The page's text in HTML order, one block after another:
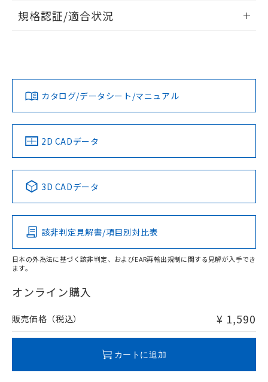
ログイン/会員登録
ダウンロードデータをご利用いただく前に、以下を必ずお読
みください。
ソフトウェアの使用条件
EU RoHS 注意事項・凡例
対応済み
中国 RoHS 注意事項・凡例
Pb Hg Cd Cr(VI)
O
在庫等で未対応品が混在する可能性があります。
問い合わせください。
規格認証/適合状況
LR型式承認
（イギリス
船舶規格）
DNV型式承認
（ノルウェー
BV型式承認
（フランス
KR型式
（韓国
No No No No
この製品の規格認証/適合状況ページへ
その他の認証はこちらのページからご検索ください
カタログ/データシート/マニュアル
2D CADデータ
3D CADデータ
該非判定見解書/項目別対比表
日本の外為法に基づく該非判定、およびEAR再輸出規制に関する見解が入手でき
ます。
オンライン購入
販売価格（税込） ¥ 1,590
カートに追加
荷製品に未対応品が混在することから備考
欄に対応日を記載しておりました。
す。